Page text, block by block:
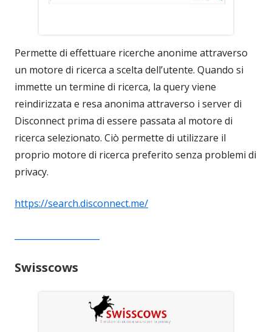
Permette di effettuare ricerche anonime attraverso
un motore di ricerca a scelta dell’utente. Quando si
immette un termine di ricerca, la query viene
reindirizzata e resa anonima attraverso i server di
Disconnect prima di essere passata al motore di
ricerca selezionato. Ciò permette di utilizzare il
proprio motore di ricerca preferito senza problemi di
privacy.
https://search.disconnect.me/
Swisscows